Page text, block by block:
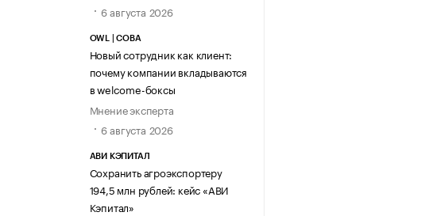
6 августа 2026
OWL | СОВА
Новый сотрудник как клиент:
почему компании вкладываются
в welcome-боксы
Мнение эксперта
6 августа 2026
АВИ КЭПИТАЛ
Сохранить агроэкспортеру
194,5 млн рублей: кейс «АВИ
Кэпитал»